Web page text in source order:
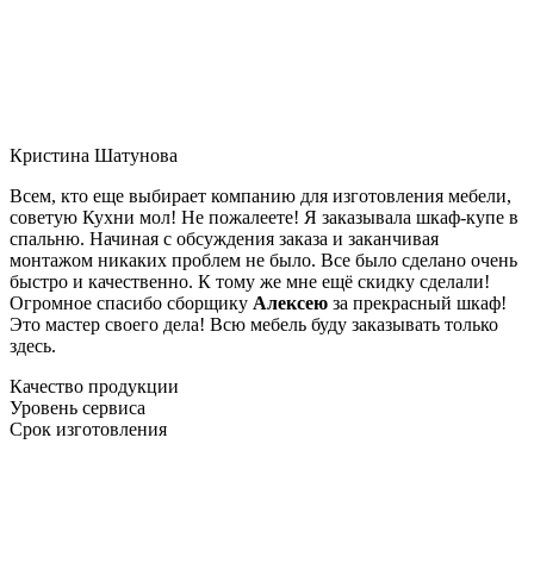
Кристина Шатунова
Всем, кто еще выбирает компанию для изготовления мебели,
советую Кухни мол! Не пожалеете! Я заказывала шкаф-купе в
спальню. Начиная с обсуждения заказа и заканчивая
монтажом никаких проблем не было. Все было сделано очень
быстро и качественно. К тому же мне ещё скидку сделали!
Огромное спасибо сборщику Алексею за прекрасный шкаф!
Это мастер своего дела! Всю мебель буду заказывать только
здесь.
Качество продукции
Уровень сервиса
Срок изготовления